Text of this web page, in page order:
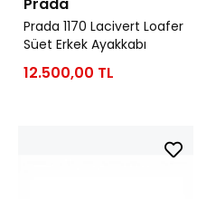
Prada
Prada 1170 Lacivert Loafer
Süet Erkek Ayakkabı
12.500,00 TL